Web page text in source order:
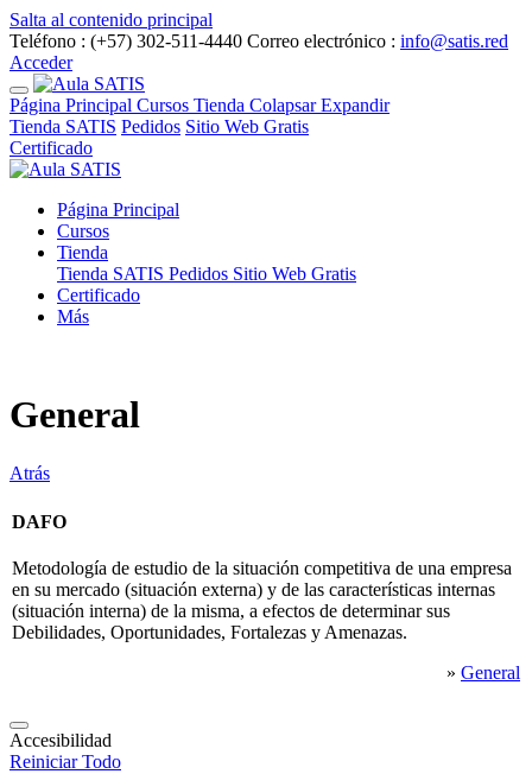
Salta al contenido principal
Teléfono : (+57) 302-511-4440 Correo electrónico : info@satis.red
Acceder
Página Principal Cursos Tienda ColapsarExpandir
Tienda SATIS Pedidos Sitio Web Gratis
Certificado
Página Principal
Cursos
Tienda
Tienda SATIS Pedidos Sitio Web Gratis
Certificado
Más
General
Atrás
DAFO
Metodología de estudio de la situación competitiva de una empresa
en su mercado (situación externa) y de las características internas
(situación interna) de la misma, a efectos de determinar sus
Debilidades, Oportunidades, Fortalezas y Amenazas.
» General
Accesibilidad
Reiniciar Todo